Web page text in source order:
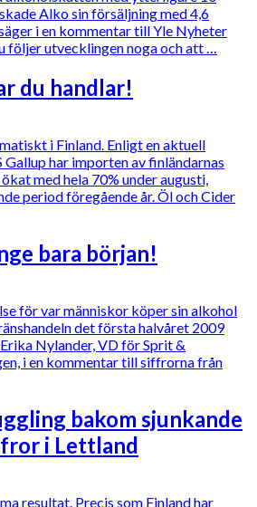
Alko sin försäljning med 4,6
i en kommentar till Yle Nyheter
följer utvecklingen noga och att …
du handlar!
i Finland. Enligt en aktuell
har importen av finländarnas
med hela 70% under augusti,
period föregående år. Öl och Cider
bara början!
för var människor köper sin alkohol
det första halvåret 2009
Nylander, VD för Sprit &
i en kommentar till siffrorna från
bakom sjunkande
i Lettland
resultat. Precis som Finland har